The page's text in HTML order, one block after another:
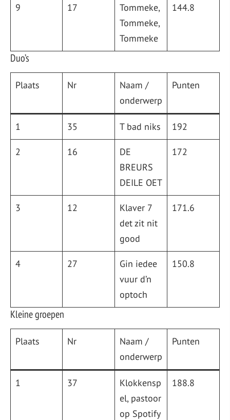
9 17
Tommeke,
Tommeke,
Tommeke
144.8
Duo’s
Plaats Nr
Naam /
onderwerp
Punten
1 35 T bad niks 192
2 16
DE
BREURS
DEILE OET
172
3 12
Klaver 7
det zit nit
good
171.6
4 27
Gin iedee
vuur d’n
optoch
150.8
Kleine groepen
Plaats Nr
Naam /
onderwerp
Punten
1 37
Klokkensp
el, pastoor
op Spotify
188.8